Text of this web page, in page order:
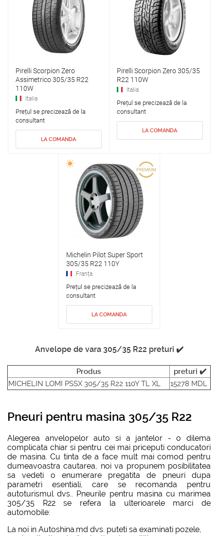
Pirelli Scorpion Zero
Assimetrico 305/35 R22
110W
Italia
Prețul se precizează de la
consultant
LA COMANDA
Pirelli Scorpion Zero 305/35
R22 110W
Italia
Prețul se precizează de la
consultant
LA COMANDA
Michelin Pilot Super Sport
305/35 R22 110Y
Franța
Prețul se precizează de la
consultant
LA COMANDA
Anvelope de vara 305/35 R22 preturi ✔️
Produs
preturi ✔️
MICHELIN LOMI PSSX 305/35 R22 110Y TL XL
15278 MDL
Pneuri pentru masina 305/35 R22
Alegerea anvelopelor auto si a jantelor - o dilema
complicata chiar si pentru cei mai priceputi conducatori
de masina. Cu tinta de a face mult mai comod pentru
dumeavoastra cautarea, noi va propunem posibilitatea
sa vedeti o enumerare pregatita de pneuri dupa
parametri esentiali, care se recomanda pentru
autoturismul dvs.. Pneurile pentru masina cu marimea
305/35 R22 se refera la ulterioarele marci de
automobile:
La noi in Autoshina.md dvs. puteti sa examinati pozele,